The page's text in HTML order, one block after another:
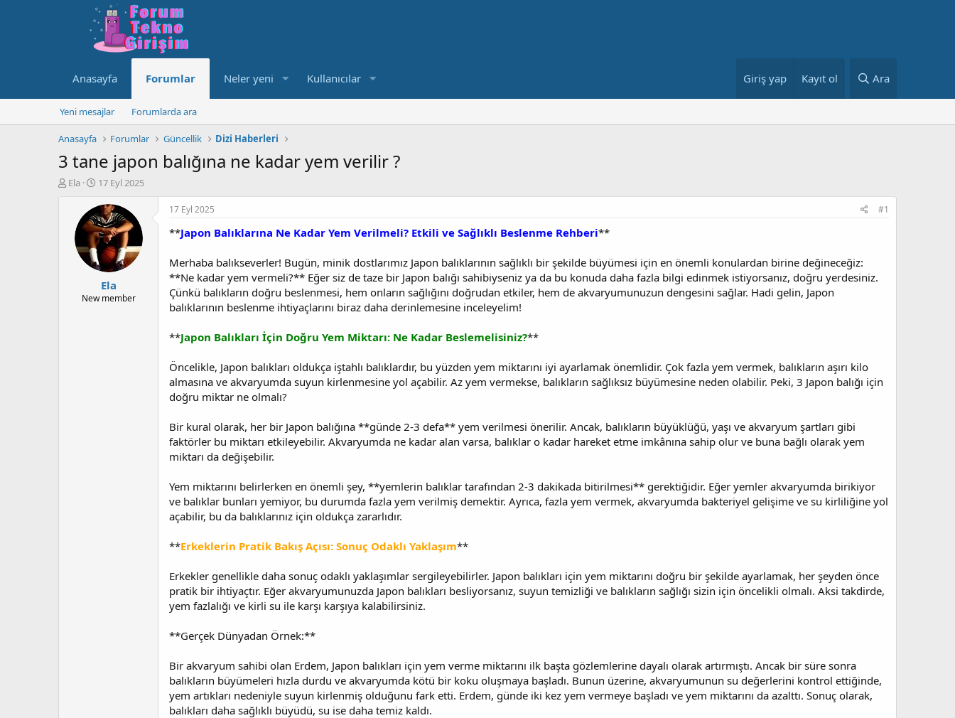
Anasayfa Forumlar Neler yeni Kullanıcılar Giriş yap Kayıt ol Ara
Yeni mesajlar Forumlarda ara
Anasayfa Forumlar Güncellik Dizi Haberleri
3 tane japon balığına ne kadar yem verilir ?
K
Ela
B
ş
l
a
n
g
ı
t
17 Eyl 2025
Ela
New member
17 Eyl 2025 #1
**Japon Balıklarına Ne Kadar Yem Verilmeli? Etkili ve Sağlıklı Beslenme Rehberi**
Merhaba balıkseverler! Bugün, minik dostlarımız Japon balıklarının sağlıklı bir şekilde büyümesi için en önemli konulardan birine değineceğiz:
**Ne kadar yem vermeli?** Eğer siz de taze bir Japon balığı sahibiyseniz ya da bu konuda daha fazla bilgi edinmek istiyorsanız, doğru yerdesiniz.
Çünkü balıkların doğru beslenmesi, hem onların sağlığını doğrudan etkiler, hem de akvaryumunuzun dengesini sağlar. Hadi gelin, Japon
balıklarının beslenme ihtiyaçlarını biraz daha derinlemesine inceleyelim!
**Japon Balıkları İçin Doğru Yem Miktarı: Ne Kadar Beslemelisiniz?**
Öncelikle, Japon balıkları oldukça iştahlı balıklardır, bu yüzden yem miktarını iyi ayarlamak önemlidir. Çok fazla yem vermek, balıkların aşırı kilo
almasına ve akvaryumda suyun kirlenmesine yol açabilir. Az yem vermekse, balıkların sağlıksız büyümesine neden olabilir. Peki, 3 Japon balığı için
doğru miktar ne olmalı?
Bir kural olarak, her bir Japon balığına **günde 2-3 defa** yem verilmesi önerilir. Ancak, balıkların büyüklüğü, yaşı ve akvaryum şartları gibi
faktörler bu miktarı etkileyebilir. Akvaryumda ne kadar alan varsa, balıklar o kadar hareket etme imkânına sahip olur ve buna bağlı olarak yem
miktarı da değişebilir.
Yem miktarını belirlerken en önemli şey, **yemlerin balıklar tarafından 2-3 dakikada bitirilmesi** gerektiğidir. Eğer yemler akvaryumda birikiyor
ve balıklar bunları yemiyor, bu durumda fazla yem verilmiş demektir. Ayrıca, fazla yem vermek, akvaryumda bakteriyel gelişime ve su kirliliğine yol
açabilir, bu da balıklarınız için oldukça zararlıdır.
**Erkeklerin Pratik Bakış Açısı: Sonuç Odaklı Yaklaşım**
Erkekler genellikle daha sonuç odaklı yaklaşımlar sergileyebilirler. Japon balıkları için yem miktarını doğru bir şekilde ayarlamak, her şeyden önce
pratik bir ihtiyaçtır. Eğer akvaryumunuzda Japon balıkları besliyorsanız, suyun temizliği ve balıkların sağlığı sizin için öncelikli olmalı. Aksi takdirde,
yem fazlalığı ve kirli su ile karşı karşıya kalabilirsiniz.
**Gerçek Dünyadan Örnek:**
Bir akvaryum sahibi olan Erdem, Japon balıkları için yem verme miktarını ilk başta gözlemlerine dayalı olarak artırmıştı. Ancak bir süre sonra
balıkların büyümeleri hızla durdu ve akvaryumda kötü bir koku oluşmaya başladı. Bunun üzerine, akvaryumunun su değerlerini kontrol ettiğinde,
yem artıkları nedeniyle suyun kirlenmiş olduğunu fark etti. Erdem, günde iki kez yem vermeye başladı ve yem miktarını da azalttı. Sonuç olarak,
balıkları daha sağlıklı büyüdü, su ise daha temiz kaldı.